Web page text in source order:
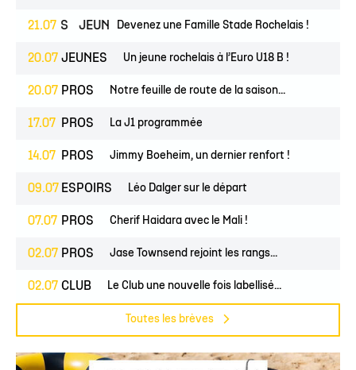
21.07
ESPOIRS JEUNES Devenez une Famille Stade Rochelais !
20.07 JEUNES Un jeune rochelais à l’Euro U18 B !
20.07 PROS Notre feuille de route de la saison...
17.07 PROS La J1 programmée
14.07 PROS Jimmy Boeheim, un dernier renfort !
09.07 ESPOIRS Léo Dalger sur le départ
07.07 PROS Cherif Haidara avec le Mali !
02.07 PROS Jase Townsend rejoint les rangs...
02.07 CLUB Le Club une nouvelle fois labellisé...
Toutes les brèves